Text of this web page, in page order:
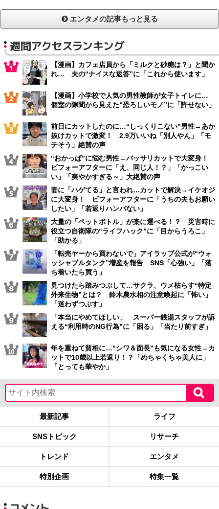
エンタメの記事もっと見る
週間アクセスランキング
【漫画】カフェ店員から「ミルクと砂糖は？」と聞か
れ… 夫の“ナイスな返答”に「これから使います」
【漫画】小学校で人気の男性教師が女子トイレに…
個室の隙間から見えた“恐ろしいモノ”に「許せない」
前日にカットしたのに…“しっくりこない”男性→あか
抜けカットで激変！ 2.9万いいね「別人やん」「モ
テそう」絶賛の声
“おかっぱ”に悩む男性→バッサリカットで大変身！
ビフォーアフターに「え、同じ人！？」「かっこい
い」「爽やかすぎる～」大絶賛の声
妻に「ハゲてる」と言われ…カットで解決→イケオジ
に大変身！ ビフォーアフターに「うちの夫もお願い
したい」「若返りハンパない」
大量の「ペットボトル」が楽に運べる！？ 災害時に
役立つ自衛隊の“ライフハック”に「目からうろこ」
「助かる」
「転売ヤーから買わないで」アイラップ公式が“ウォ
ッシャブルタンク”増産を報告 SNS「心強い」「落
ち着いたら買う」
見つけたら踏みつぶして…サクラ、ウメ枯らす“特定
外来生物”とは？ 鈴木農水相の注意喚起に「怖い」
「迷わずつぶす」
「本当にやめてほしい」 スーパー銭湯スタッフが訴
える“利用時のNG行為”に「困る」「当たり前すぎ」
年を重ねて貧相に…“シワ＆面長”も気になる女性→カ
ットで10歳以上若返り！？「めちゃくちゃ美人に」
「とっても華やか」
最新記事 ライフ
SNSトピック リサーチ
トレンド エンタメ
特別企画 特集一覧